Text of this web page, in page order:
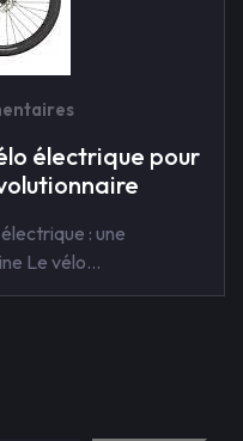
électrique pour
: une
Le vélo…